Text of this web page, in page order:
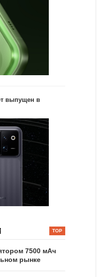
выпущен в
7500 мАч
рынке